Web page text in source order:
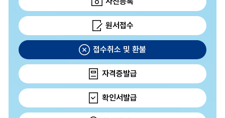
원서접수
접수취소 및 환불
자격증발급
확인서발급